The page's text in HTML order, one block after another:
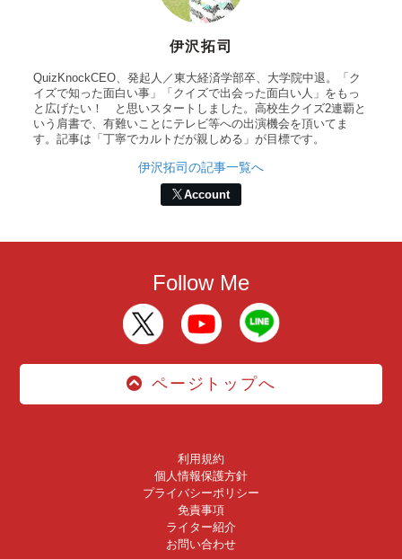
伊沢拓司
QuizKnockCEO、発起人／東大経済学部卒、大学院中退。「ク
イズで知った面白い事」「クイズで出会った面白い人」をもっ
と広げたい！ と思いスタートしました。高校生クイズ2連覇と
いう肩書で、有難いことにテレビ等への出演機会を頂いてま
す。記事は「丁寧でカルトだが親しめる」が目標です。
伊沢拓司の記事一覧へ
Account
Follow Me
ページトップへ
利用規約
個人情報保護方針
プライバシーポリシー
免責事項
ライター紹介
お問い合わせ